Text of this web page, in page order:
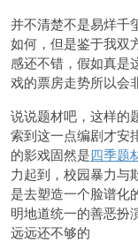
并不清楚不是易烊千
如何，但是鉴于我双
感还不错，假如真是
戏的票房走势所以会
说说题材吧，这样的
索到这一点编剧才安
的影戏固然是四季题
力起到，校园暴力与
是去塑造一个脸谱化
明地道统一的善恶扮
远远还不够的